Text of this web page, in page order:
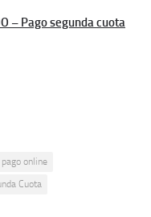
– Pago segunda cuota
pago online
Cuota